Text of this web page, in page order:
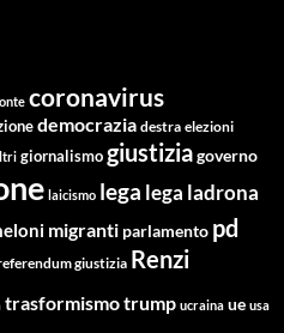
coronavirus
democrazia destra elezioni
giornalismogiustiziagoverno
laicismo lega lega ladrona
migranti parlamento pd
giustizia Renzi
trasformismotrump ucraina ue usa